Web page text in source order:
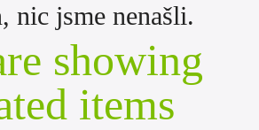
nic jsme nenašli.
showing
items